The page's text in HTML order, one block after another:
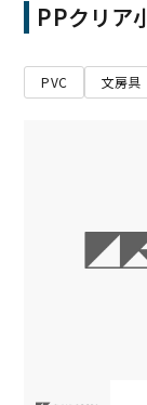
PPクリア
PVC 文房具